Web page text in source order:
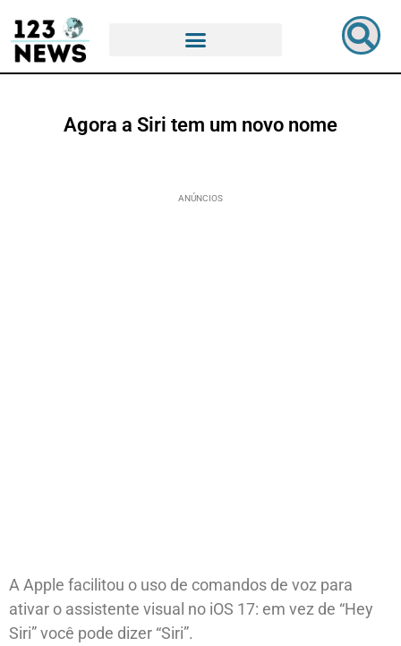
Agora a Siri tem um novo nome
ANÚNCIOS
A Apple facilitou o uso de comandos de voz para
ativar o assistente visual no iOS 17: em vez de “Hey
Siri” você pode dizer “Siri”.